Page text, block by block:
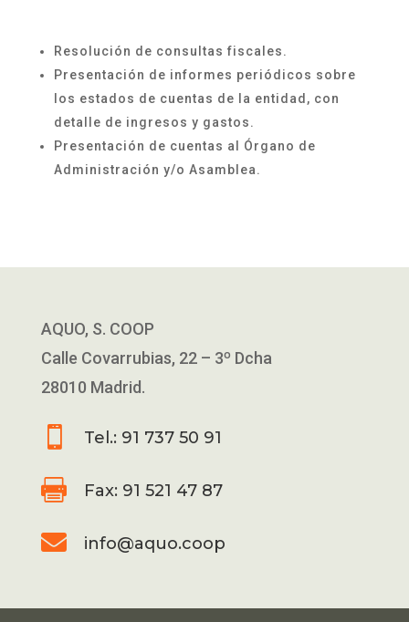
Resolución de consultas fiscales.
Presentación de informes periódicos sobre
los estados de cuentas de la entidad, con
detalle de ingresos y gastos.
Presentación de cuentas al Órgano de
Administración y/o Asamblea.
AQUO, S. COOP
Calle Covarrubias, 22 – 3º Dcha
28010 Madrid.
 Tel.: 91 737 50 91
 Fax: 91 521 47 87
 info@aquo.coop